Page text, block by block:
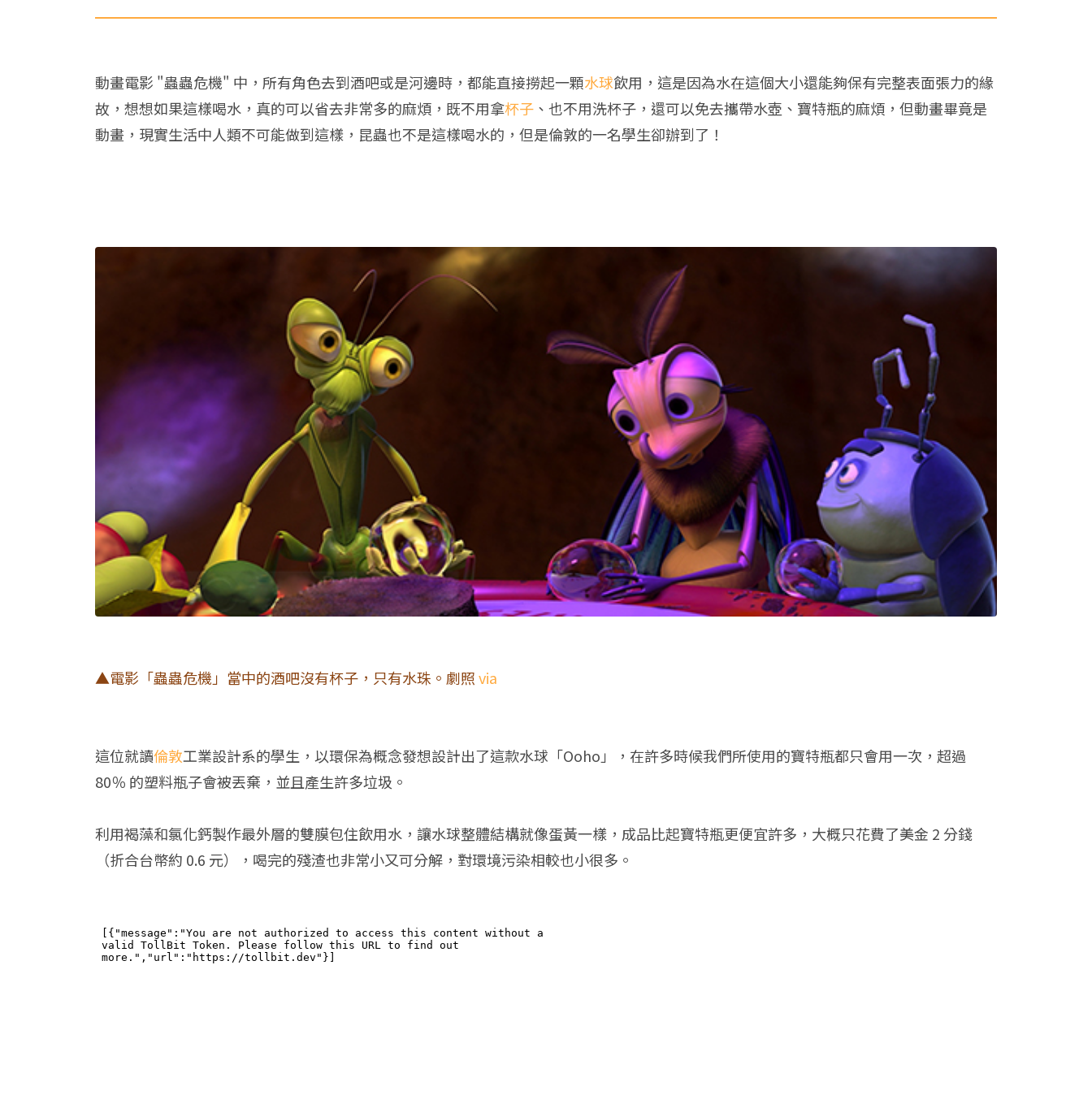
動畫電影 "蟲蟲危機" 中，所有角色去到酒吧或是河邊時，都能直接撈起一顆水球飲用，這是因為水在這個大小還能夠保有完整表面張力的緣
故，想想如果這樣喝水，真的可以省去非常多的麻煩，既不用拿杯子 、也不用洗杯子，還可以免去攜帶水壺、寶特瓶的麻煩，但動畫畢竟是
動畫，現實生活中人類不可能做到這樣，昆蟲也不是這樣喝水的，但是倫敦的一名學生卻辦到了！
▲電影「蟲蟲危機」當中的酒吧沒有杯子，只有水珠。劇照via
這位就讀倫敦工業設計系的學生，以環保為概念發想設計出了這款水球「Ooho」，在許多時候我們所使用的寶特瓶都只會用一次，超過
80％ 的塑料瓶子會被丟棄，並且產生許多垃圾。
利用褐藻和氯化鈣製作最外層的雙膜包住飲用水，讓水球整體結構就像蛋黃一樣，成品比起寶特瓶更便宜許多，大概只花費了美金 2 分錢
（折合台幣約 0.6 元），喝完的殘渣也非常小又可分解，對環境污染相較也小很多。